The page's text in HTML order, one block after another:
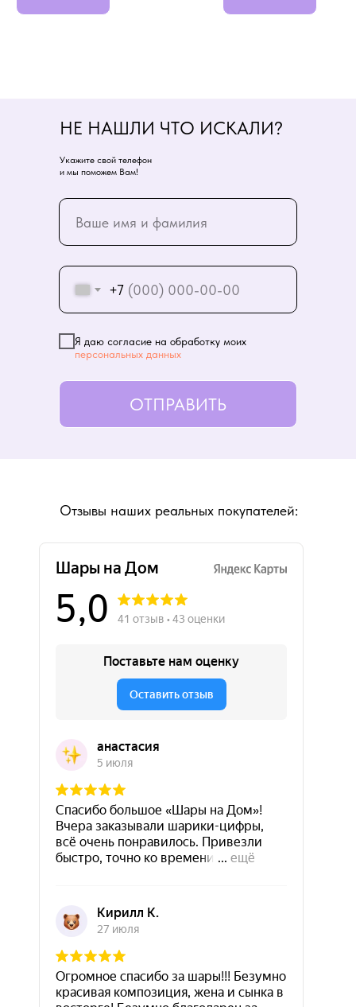
+7
Я даю согласие на обработку моих
персональных данных
ОТПРАВИТЬ
НЕ НАШЛИ ЧТО ИСКАЛИ?
Укажите свой телефон
и мы поможем Вам!
Отзывы наших реальных покупателей: